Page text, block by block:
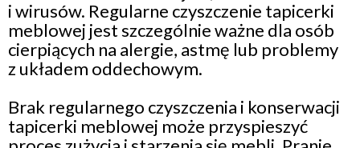
i wirusów. Regularne czyszczenie tapicerki
meblowej jest szczególnie ważne dla osób
cierpiących na alergie, astmę lub problemy
z układem oddechowym.
Brak regularnego czyszczenia i konserwacji
tapicerki meblowej może przyspieszyć